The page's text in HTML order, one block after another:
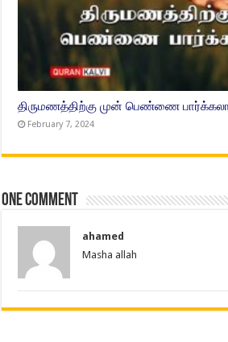
திருமணத்திற்கு முன் பெண்ணை
February 7, 2024
One comment
ahamed
Masha allah